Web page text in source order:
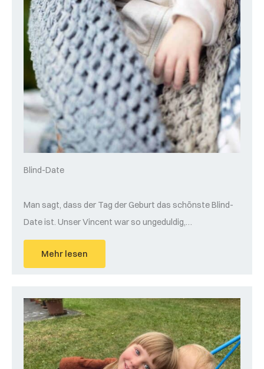
Blind-Date
Man sagt, dass der Tag der Geburt das schönste Blind-
Date ist. Unser Vincent war so ungeduldig,…
Mehr lesen